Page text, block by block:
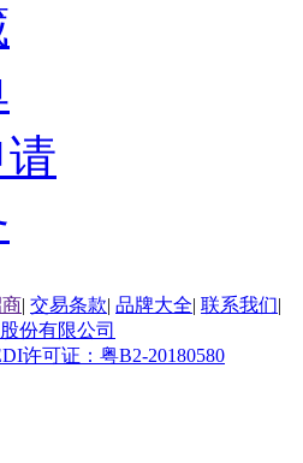
| 交易条款| 品牌大全| 联系我们|
份有限公司
许可证：粤B2-20180580